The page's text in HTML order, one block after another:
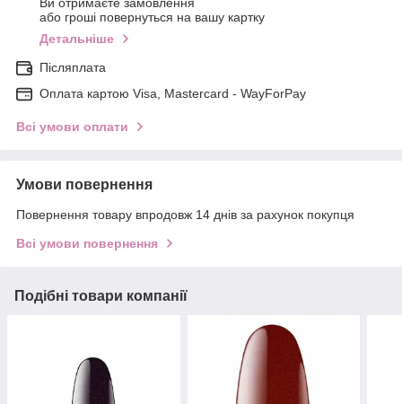
Ви отримаєте замовлення
або гроші повернуться на вашу картку
Детальніше
Післяплата
Оплата картою Visa, Mastercard - WayForPay
Всі умови оплати
Умови повернення
Повернення товару впродовж 14 днів за рахунок покупця
Всі умови повернення
Подібні товари компанії